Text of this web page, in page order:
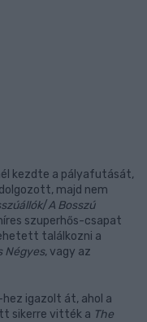
kezdte a pályafutását,
majd nem
/A Bosszú
szuperhős-csapat
találkozni a
Négyes, vagy az
igazolt át, ahol a
sikerre vitték a The